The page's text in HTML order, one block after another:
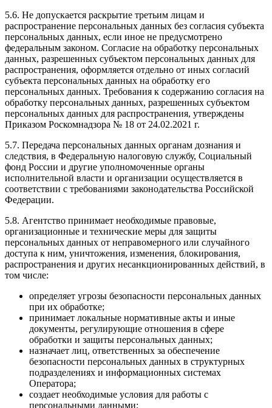
5.6. Не допускается раскрытие третьим лицам и
распространение персональных данных без согласия субъекта
персональных данных, если иное не предусмотрено
федеральным законом. Согласие на обработку персональных
данных, разрешенных субъектом персональных данных для
распространения, оформляется отдельно от иных согласий
субъекта персональных данных на обработку его
персональных данных. Требования к содержанию согласия на
обработку персональных данных, разрешенных субъектом
персональных данных для распространения, утверждены
Приказом Роскомнадзора № 18 от 24.02.2021 г.
5.7. Передача персональных данных органам дознания и
следствия, в Федеральную налоговую службу, Социальный
фонд России и другие уполномоченные органы
исполнительной власти и организации осуществляется в
соответствии с требованиями законодательства Российской
Федерации.
5.8. Агентство принимает необходимые правовые,
организационные и технические меры для защиты
персональных данных от неправомерного или случайного
доступа к ним, уничтожения, изменения, блокирования,
распространения и других несанкционированных действий, в
том числе:
определяет угрозы безопасности персональных данных
при их обработке;
принимает локальные нормативные акты и иные
документы, регулирующие отношения в сфере
обработки и защиты персональных данных;
назначает лиц, ответственных за обеспечение
безопасности персональных данных в структурных
подразделениях и информационных системах
Оператора;
создает необходимые условия для работы с
персональными данными;